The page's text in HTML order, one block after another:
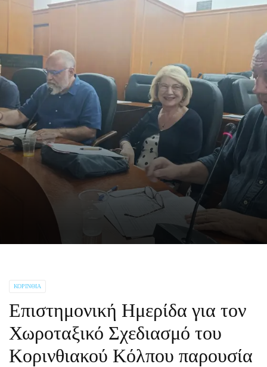
ΚΟΡΙΝΘΊΑ
Επιστημονική Ημερίδα για τον
Χωροταξικό Σχεδιασμό του
Κορινθιακού Κόλπου παρουσία